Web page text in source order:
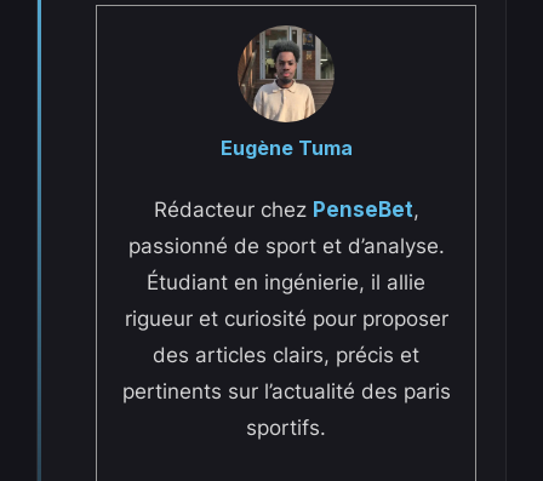
Eugène Tuma
Rédacteur chez PenseBet,
passionné de sport et d’analyse.
Étudiant en ingénierie, il allie
rigueur et curiosité pour proposer
des articles clairs, précis et
pertinents sur l’actualité des paris
sportifs.